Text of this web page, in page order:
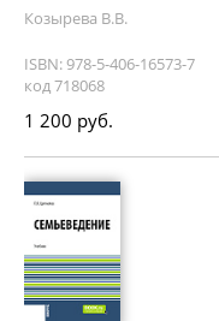
Козырева В.В.
ISBN: 978-5-406-16573-7
код 718068
1 200 руб.